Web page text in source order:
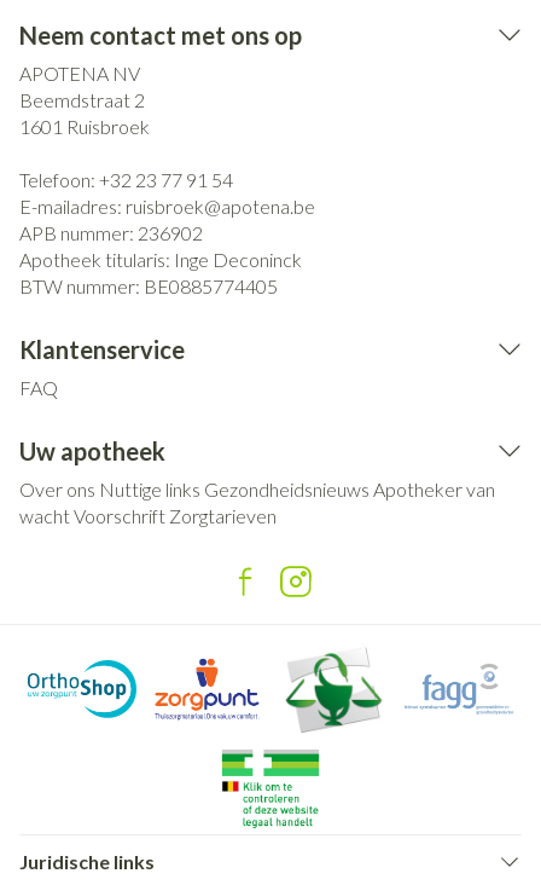
Neem contact met ons op
APOTENA NV
Beemdstraat 2
1601 Ruisbroek
Telefoon: +32 23 77 91 54
E-mailadres: ruisbroek@apotena.be
APB nummer: 236902
Apotheek titularis: Inge Deconinck
BTW nummer: BE0885774405
Klantenservice
FAQ
Uw apotheek
Over ons Nuttige links Gezondheidsnieuws Apotheker van
wachtVoorschrift Zorgtarieven
Juridische links